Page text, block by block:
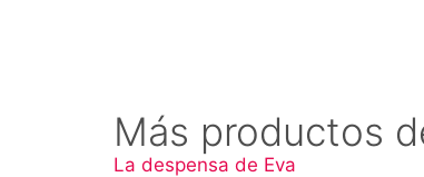
Más productos
La despensa de Eva